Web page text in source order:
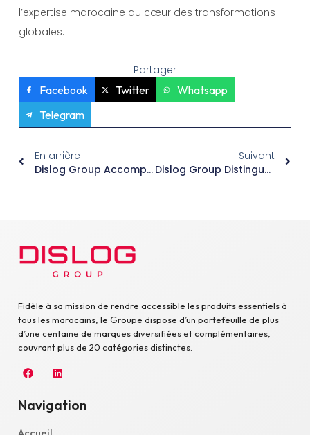
l’expertise marocaine au cœur des transformations
globales.
Partager
Facebook
Twitter
Whatsapp
Telegram
En arrière
Dislog Group Accompagne Une Avancée Historique De La Chirurgie Robotique Au Maroc
Suivant
Dislog Group Distingué Parmi Les Champions Industriels Accompagnés Vers Le Marché Des Capitaux
Fidèle à sa mission de rendre accessible les produits essentiels à
tous les marocains, le Groupe dispose d’un portefeuille de plus
d’une centaine de marques diversifiées et complémentaires,
couvrant plus de 20 catégories distinctes.
Navigation